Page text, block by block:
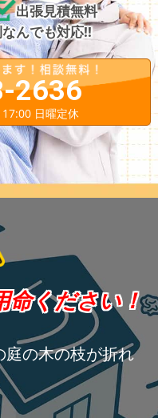
出張見積無料
んでも対応!!
2636
日曜定休
命ください！
の木の枝が折れ